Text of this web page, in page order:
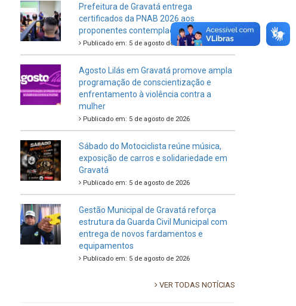
Prefeitura de Gravatá entrega
certificados da PNAB 2026 aos
proponentes contemplados no Ciclo 2
Publicado em: 5 de agosto de 2026
Agosto Lilás em Gravatá promove ampla
programação de conscientização e
enfrentamento à violência contra a
mulher
Publicado em: 5 de agosto de 2026
Sábado do Motociclista reúne música,
exposição de carros e solidariedade em
Gravatá
Publicado em: 5 de agosto de 2026
Gestão Municipal de Gravatá reforça
estrutura da Guarda Civil Municipal com
entrega de novos fardamentos e
equipamentos
Publicado em: 5 de agosto de 2026
VER TODAS NOTÍCIAS